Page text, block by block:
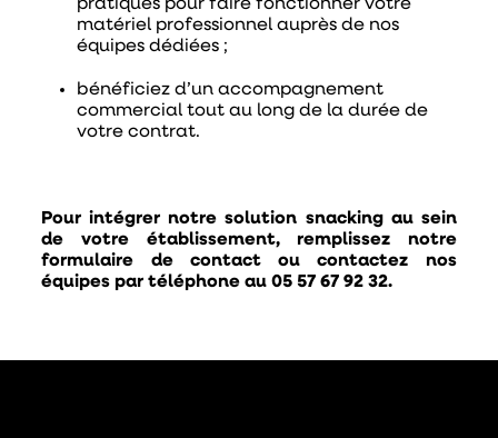
pratiques pour faire fonctionner votre
matériel professionnel auprès de nos
équipes dédiées ;
bénéficiez d’un accompagnement
commercial tout au long de la durée de
votre contrat.
Pour intégrer notre solution snacking au sein
de votre établissement, remplissez notre
formulaire de contact ou contactez nos
équipes par téléphone au 05 57 67 92 32.